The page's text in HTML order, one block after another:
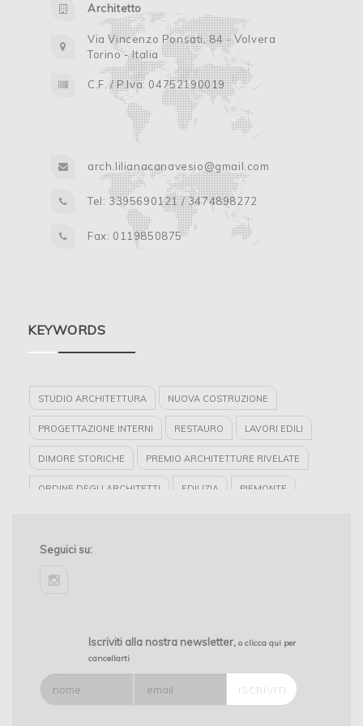
Architetto
Via Vincenzo Ponsati, 84 - Volvera
Torino - Italia
C.F. / P.Iva: 04752190019
arch.lilianacanavesio@gmail.com
Tel: 3395690121 / 3474898272
Fax: 0119850875
KEYWORDS
STUDIO ARCHITETTURA NUOVA COSTRUZIONE
PROGETTAZIONE INTERNI RESTAURO LAVORI EDILI
DIMORE STORICHE PREMIO ARCHITETTURE RIVELATE
ORDINE DEGLI ARCHITETTI EDILIZIA PIEMONTE
INTERIOR DESIGN
Seguici su:
Iscriviti alla nostra newsletter, o clicca qui per
cancellarti